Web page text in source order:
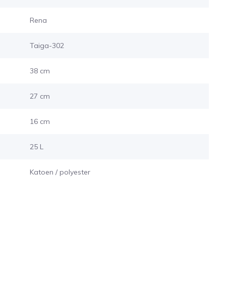
Rena
Taiga-302
38 cm
27 cm
16 cm
25 L
Katoen / polyester